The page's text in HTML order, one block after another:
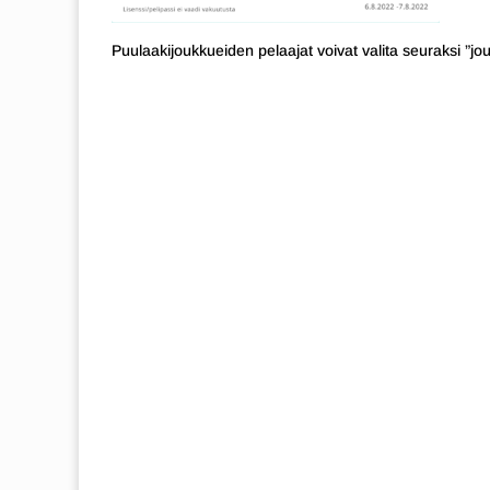
Puulaakijoukkueiden pelaajat voivat valita seuraksi